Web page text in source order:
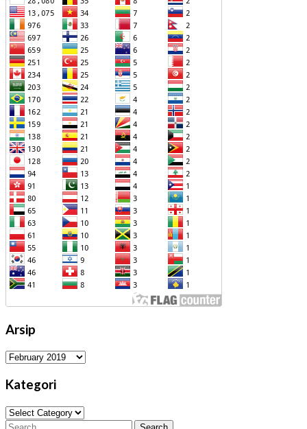
Arsip
Arsip
Kategori
Kategori
Search